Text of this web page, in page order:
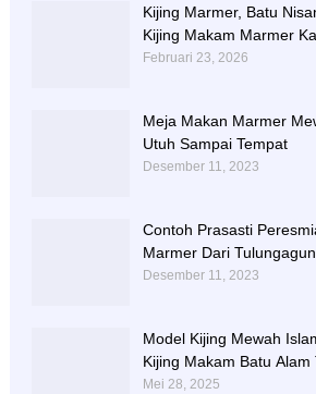
Kijing Marmer, Batu
Kijing Makam Marmer
Februari 23, 2026
Meja Makan Marmer
Utuh Sampai Tempat
Desember 11, 2023
Contoh Prasasti
Marmer Dari
Desember 11, 2023
Model Kijing Mewah
Kijing Makam Batu Alam
Mei 28, 2025